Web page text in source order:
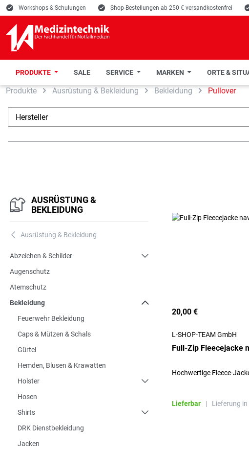
Hauptinhalt springen
Zur Suche springen
Zur Hauptnavigation springen
E Workshops & Schulungen E Shop-Bestellungen ab 250 € versandkostenfrei
PRODUKTE SALE SERVICE MARKEN ORTE &
Produkte Ausrüstung & Bekleidung Bekleidung Pullover
Hersteller
AUSRÜSTUNG &
BEKLEIDUNG
A Ausrüstung & Bekleidung
Abzeichen & Schilder
Augenschutz
Atemschutz
Bekleidung
Feuerwehr Bekleidung
Caps & Mützen & Schals
Gürtel
Hemden, Blusen & Krawatten
Holster
Hosen
Shirts
DRK Dienstbekleidung
Jacken
20,00 €
L-SHOP-TEAM GmbH
Full-Zip Fleecejacke
Hochwertige Fleece-
Lieferbar | Lieferung in